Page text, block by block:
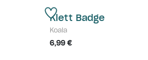
Klett Badge
Koala
6,99 €